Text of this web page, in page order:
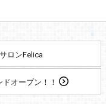
ロンFelica
オープン！！